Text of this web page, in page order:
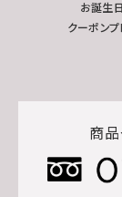
お誕生
クーポン
商品